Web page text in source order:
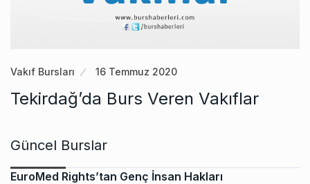
Vakıf Bursları 16 Temmuz 2020
Tekirdağ’da Burs Veren Vakıflar
Güncel Burslar
EuroMed Rights’tan Genç İnsan Hakları